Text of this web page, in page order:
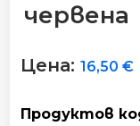
червена
Цена:16,50€
Продуктов